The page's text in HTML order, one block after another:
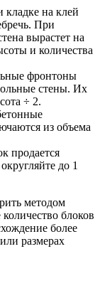
кладке на клей
При
вырастет на
и количества
фронтоны
стены. Их
÷ 2.
из объема
продается
до 1
методом
блоков
более
размерах